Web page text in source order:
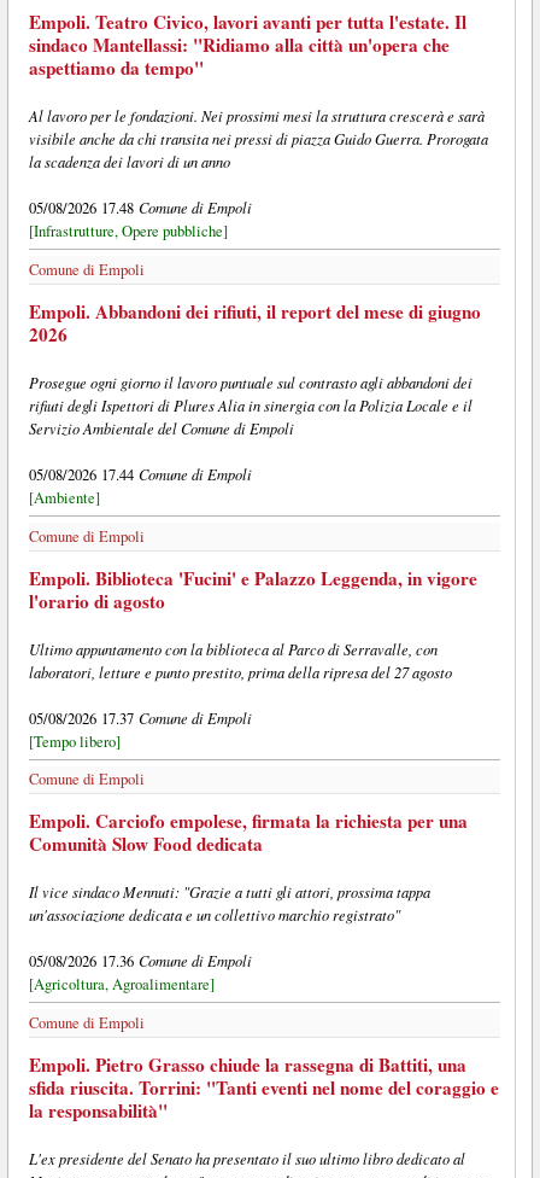
Empoli. Teatro Civico, lavori avanti per tutta l'estate. Il
sindaco Mantellassi: "Ridiamo alla città un'opera che
aspettiamo da tempo"
Al lavoro per le fondazioni. Nei prossimi mesi la struttura crescerà e sarà
visibile anche da chi transita nei pressi di piazza Guido Guerra. Prorogata
la scadenza dei lavori di un anno
05/08/2026 17.48 Comune di Empoli
[Infrastrutture, Opere pubbliche]
Comune di Empoli
Empoli. Abbandoni dei rifiuti, il report del mese di giugno
2026
Prosegue ogni giorno il lavoro puntuale sul contrasto agli abbandoni dei
rifiuti degli Ispettori di Plures Alia in sinergia con la Polizia Locale e il
Servizio Ambientale del Comune di Empoli
05/08/2026 17.44 Comune di Empoli
[Ambiente]
Comune di Empoli
Empoli. Biblioteca 'Fucini' e Palazzo Leggenda, in vigore
l'orario di agosto
Ultimo appuntamento con la biblioteca al Parco di Serravalle, con
laboratori, letture e punto prestito, prima della ripresa del 27 agosto
05/08/2026 17.37 Comune di Empoli
[Tempo libero]
Comune di Empoli
Empoli. Carciofo empolese, firmata la richiesta per una
Comunità Slow Food dedicata
Il vice sindaco Mennuti: "Grazie a tutti gli attori, prossima tappa
un'associazione dedicata e un collettivo marchio registrato"
05/08/2026 17.36 Comune di Empoli
[Agricoltura, Agroalimentare]
Comune di Empoli
Empoli. Pietro Grasso chiude la rassegna di Battiti, una
sfida riuscita. Torrini: "Tanti eventi nel nome del coraggio e
la responsabilità"
L'ex presidente del Senato ha presentato il suo ultimo libro dedicato al